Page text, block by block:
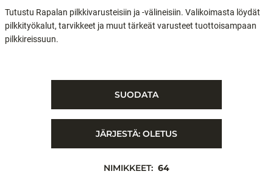
Tutustu Rapalan pilkkivarusteisiin ja -välineisiin. Valikoimasta löydät
pilkkityökalut, tarvikkeet ja muut tärkeät varusteet tuottoisampaan
pilkkireissuun.
SUODATA
JÄRJESTÄ: OLETUS
NIMIKKEET: 64